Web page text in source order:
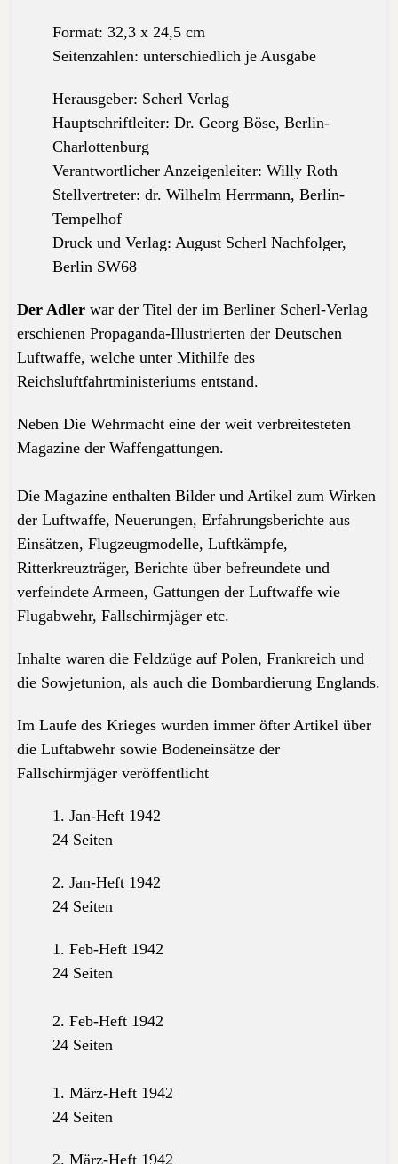
Format: 32,3 x 24,5 cm
Seitenzahlen: unterschiedlich je Ausgabe
Herausgeber: Scherl Verlag
Hauptschriftleiter: Dr. Georg Böse, Berlin-
Charlottenburg
Verantwortlicher Anzeigenleiter: Willy Roth
Stellvertreter: dr. Wilhelm Herrmann, Berlin-
Tempelhof
Druck und Verlag: August Scherl Nachfolger,
Berlin SW68
Der Adlerwar der Titel der im Berliner Scherl-Verlag
erschienen Propaganda-Illustrierten der Deutschen
Luftwaffe, welche unter Mithilfe des
Reichsluftfahrtministeriums entstand.
Neben Die Wehrmacht eine der weit verbreitesteten
Magazine der Waffengattungen.
Die Magazine enthalten Bilder und Artikel zum Wirken
der Luftwaffe, Neuerungen, Erfahrungsberichte aus
Einsätzen, Flugzeugmodelle, Luftkämpfe,
Ritterkreuzträger, Berichte über befreundete und
verfeindete Armeen, Gattungen der Luftwaffe wie
Flugabwehr, Fallschirmjäger etc.
Inhalte waren die Feldzüge auf Polen, Frankreich und
die Sowjetunion, als auch die Bombardierung Englands.
Im Laufe des Krieges wurden immer öfter Artikel über
die Luftabwehr sowie Bodeneinsätze der
Fallschirmjäger veröffentlicht
1. Jan-Heft 1942
24 Seiten
2. Jan-Heft 1942
24 Seiten
1. Feb-Heft 1942
24 Seiten
2. Feb-Heft 1942
24 Seiten
1. März-Heft 1942
24 Seiten
2. März-Heft 1942